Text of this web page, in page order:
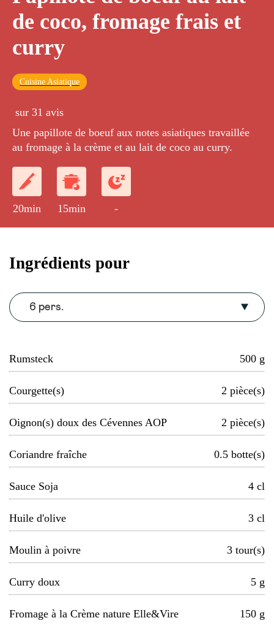
de coco, fromage frais et
curry
Cuisine Asiatique
sur 31 avis
Une papillote de boeuf aux notes asiatiques travaillée
au fromage à la crème et au lait de coco au curry.
20min 15min -
Ingrédients pour
6 pers.
Rumsteck 500 g
Courgette(s) 2 pièce(s)
Oignon(s) doux des Cévennes AOP 2 pièce(s)
Coriandre fraîche 0.5 botte(s)
Sauce Soja 4 cl
Huile d'olive 3 cl
Moulin à poivre 3 tour(s)
Curry doux 5 g
Fromage à la Crème nature Elle&Vire 150 g